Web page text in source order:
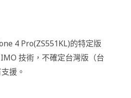
4 Pro(ZS551KL)的特定版
技術，不確定台灣版（台
援。